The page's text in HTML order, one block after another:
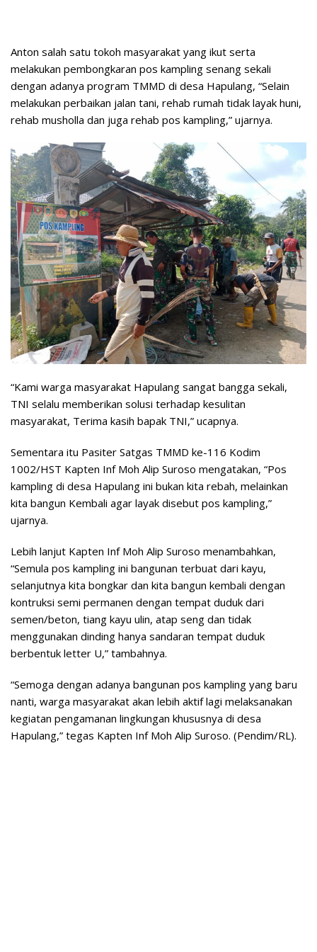
Anton salah satu tokoh masyarakat yang ikut serta
melakukan pembongkaran pos kampling senang sekali
dengan adanya program TMMD di desa Hapulang, “Selain
melakukan perbaikan jalan tani, rehab rumah tidak layak huni,
rehab musholla dan juga rehab pos kampling,” ujarnya.
“Kami warga masyarakat Hapulang sangat bangga sekali,
TNI selalu memberikan solusi terhadap kesulitan
masyarakat, Terima kasih bapak TNI,” ucapnya.
Sementara itu Pasiter Satgas TMMD ke-116 Kodim
1002/HST Kapten Inf Moh Alip Suroso mengatakan, “Pos
kampling di desa Hapulang ini bukan kita rebah, melainkan
kita bangun Kembali agar layak disebut pos kampling,”
ujarnya.
Lebih lanjut Kapten Inf Moh Alip Suroso menambahkan,
“Semula pos kampling ini bangunan terbuat dari kayu,
selanjutnya kita bongkar dan kita bangun kembali dengan
kontruksi semi permanen dengan tempat duduk dari
semen/beton, tiang kayu ulin, atap seng dan tidak
menggunakan dinding hanya sandaran tempat duduk
berbentuk letter U,” tambahnya.
“Semoga dengan adanya bangunan pos kampling yang baru
nanti, warga masyarakat akan lebih aktif lagi melaksanakan
kegiatan pengamanan lingkungan khususnya di desa
Hapulang,” tegas Kapten Inf Moh Alip Suroso. (Pendim/RL).